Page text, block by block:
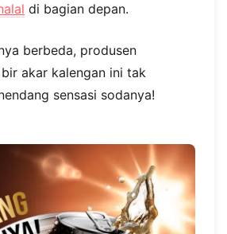
di bagian depan.
berbeda, produsen
akar kalengan ini tak
sensasi sodanya!